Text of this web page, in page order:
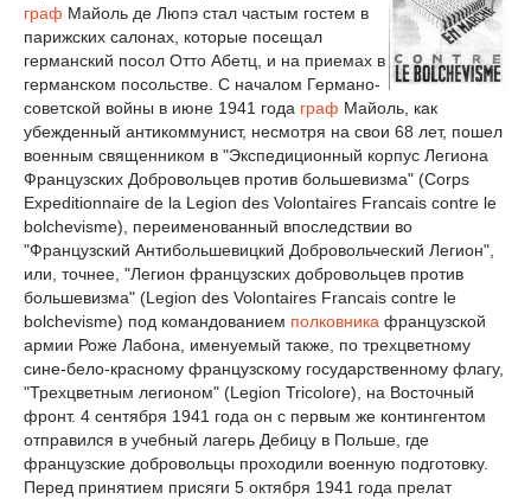
граф Майоль де Люпэ стал частым гостем в
парижских салонах, которые посещал
германский посол Отто Абетц, и на приемах в
германском посольстве. С началом Германо-
советской войны в июне 1941 года граф Майоль, как
убежденный антикоммунист, несмотря на свои 68 лет, пошел
военным священником в "Экспедиционный корпус Легиона
Французских Добровольцев против большевизма" (Corps
Expeditionnaire de la Legion des Volontaires Francais contre le
bolchevisme), переименованный впоследствии во
"Французский Антибольшевицкий Добровольческий Легион",
или, точнее, "Легион французских добровольцев против
большевизма" (Legion des Volontaires Francais contre le
bolchevisme) под командованием полковника французской
армии Роже Лабона, именуемый также, по трехцветному
сине-бело-красному французскому государственному флагу,
"Трехцветным легионом" (Legion Tricolore), на Восточный
фронт. 4 сентября 1941 года он с первым же контингентом
отправился в учебный лагерь Дебицу в Польше, где
французские добровольцы проходили военную подготовку.
Перед принятием присяги 5 октября 1941 года прелат